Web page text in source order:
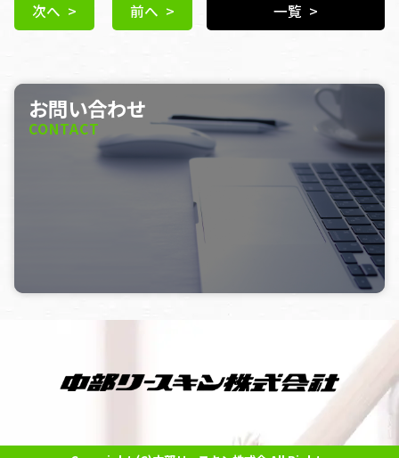
次へ > 前へ > 一覧 >
お問い合わせ
CONTACT